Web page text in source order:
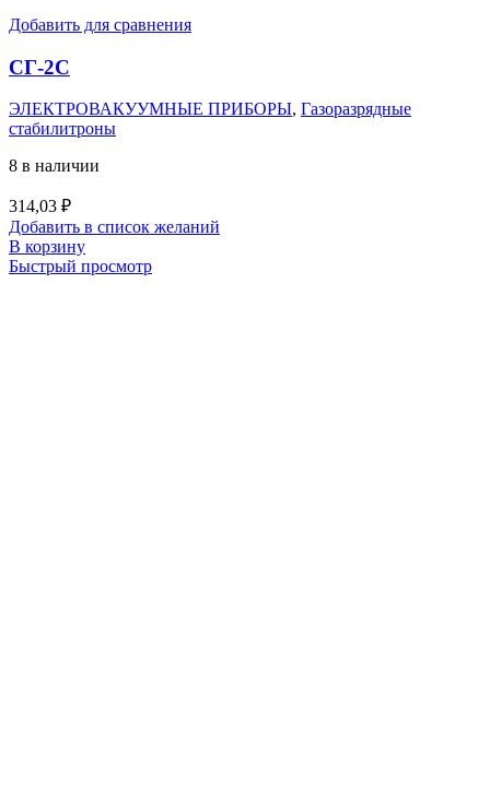
Добавить для сравнения
СГ-2С
ЭЛЕКТРОВАКУУМНЫЕ ПРИБОРЫ, Газоразрядные
стабилитроны
8 в наличии
314,03 ₽
Добавить в список желаний
В корзину
Быстрый просмотр